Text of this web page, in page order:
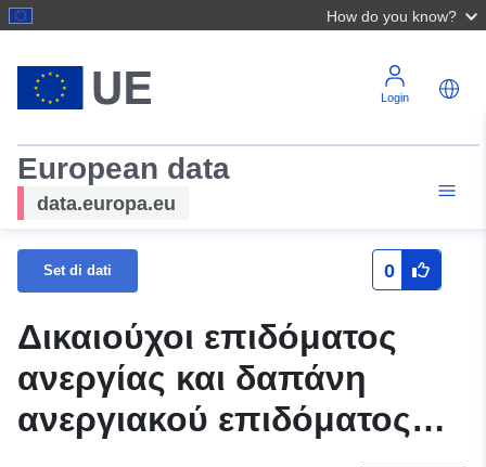
How do you know?
Login
European data
data.europa.eu
Set di dati 0
Δικαιούχοι επιδόματος
ανεργίας και δαπάνη
ανεργιακού επιδόματος